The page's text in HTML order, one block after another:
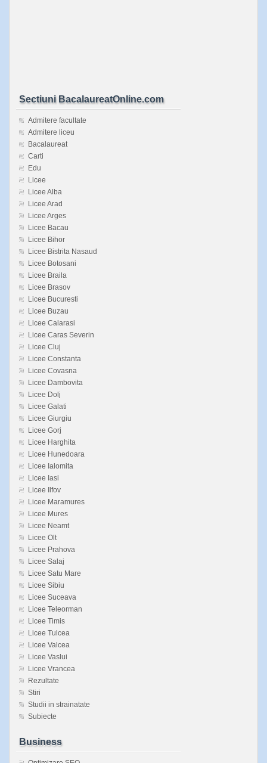
Sectiuni BacalaureatOnline.com
Admitere facultate
Admitere liceu
Bacalaureat
Carti
Edu
Licee
Licee Alba
Licee Arad
Licee Arges
Licee Bacau
Licee Bihor
Licee Bistrita Nasaud
Licee Botosani
Licee Braila
Licee Brasov
Licee Bucuresti
Licee Buzau
Licee Calarasi
Licee Caras Severin
Licee Cluj
Licee Constanta
Licee Covasna
Licee Dambovita
Licee Dolj
Licee Galati
Licee Giurgiu
Licee Gorj
Licee Harghita
Licee Hunedoara
Licee Ialomita
Licee Iasi
Licee Ilfov
Licee Maramures
Licee Mures
Licee Neamt
Licee Olt
Licee Prahova
Licee Salaj
Licee Satu Mare
Licee Sibiu
Licee Suceava
Licee Teleorman
Licee Timis
Licee Tulcea
Licee Valcea
Licee Vaslui
Licee Vrancea
Rezultate
Stiri
Studii in strainatate
Subiecte
Business